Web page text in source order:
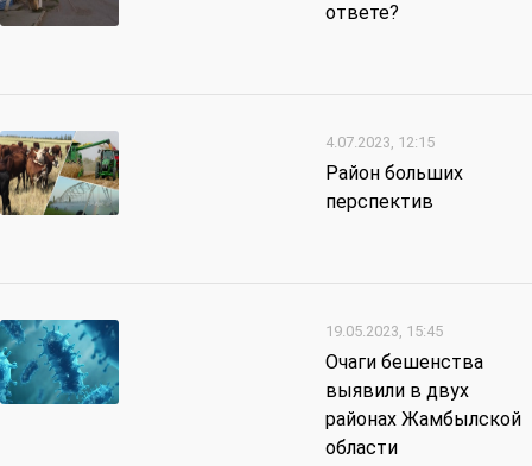
ответе?
4.07.2023, 12:15
Район больших
перспектив
19.05.2023, 15:45
Очаги бешенства
выявили в двух
районах Жамбылской
области